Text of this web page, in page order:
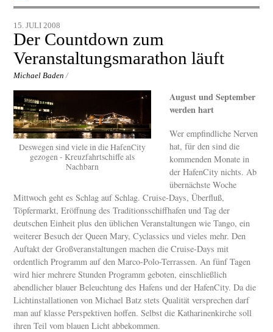
15. JULI 2008
Der Countdown zum
Veranstaltungsmarathon läuft
Michael Baden /
Deswegen sind viele in die HafenCity
gezogen - Kreuzfahrtschiffe als
Nachbarn
August und September
werden hart
Wer empfindliche Nerven
hat, für den sind die
kommenden Monate in
der HafenCity nichts. Ab
übernächste Woche
Mittwoch geht es Schlag auf Schlag. Cruise-Days, Überfluß,
Töpfermarkt, Eröffnung des Traditionsschiffhafen und Tag der
deutschen Einheit plus den üblichen Veranstaltungen wie Tango, ein
weiterer Besuch der Queen Mary, Cyclassics und vieles mehr. Den
Auftakt der Großveranstaltungen machen die Cruise-Days mit
ordentlich Programm auf den Marco-Polo-Terrassen. An fünf Tagen
wird hier mehrere Stunden Programm geboten, einschließlich
abendlicher blauer Beleuchtung des Hafens und der HafenCity. Da die
Lichtinstallationen von Michael Batz stets Qualität versprechen darf
man auf klasse Perspektiven hoffen. Selbst die Katharinenkirche soll
ihren Teil vom blauen Licht abbekommen.